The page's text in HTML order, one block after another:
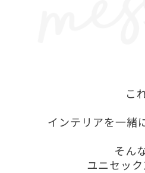
こ
インテリアを一緒
そん
ユニセッ